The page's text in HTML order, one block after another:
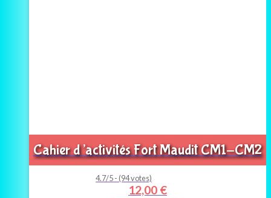
Cahier d’activités Fort Maudit CM1-CM2
4.7/5 - (94 votes)
12,00 €